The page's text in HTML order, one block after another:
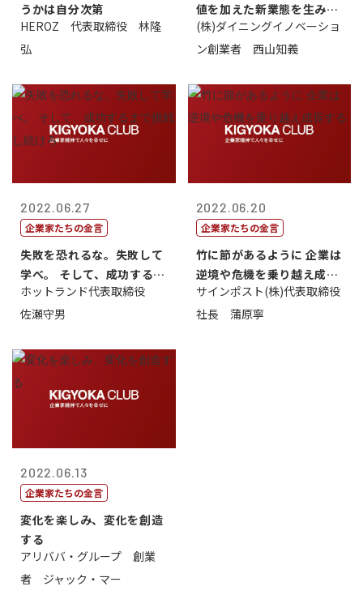
うかは自分次第
HEROZ 代表取締役 林隆
弘
値を加えた新業態を生み出
すこと
(株)ダイニングイノベーショ
ン創業者 西山知義
2022.06.27
企業家たちの金言
失敗を恐れるな。失敗して
学べ。 そして、成功するま
で挑戦し続...
ホットランド代表取締役
佐瀬守男
2022.06.20
企業家たちの金言
竹に節があるように 企業は
逆境や危機を乗り越え成長
する
サインポスト(株)代表取締役
社長 蒲原寧
2022.06.13
企業家たちの金言
変化を楽しみ、変化を創造
する
アリババ・グループ 創業
者 ジャック・マー